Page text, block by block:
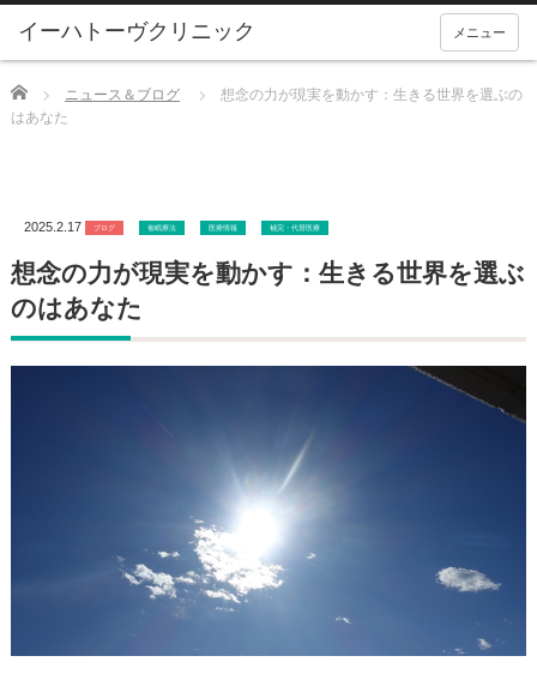
メニュー
Home ニュース＆ブログ
想念の力が現実を動かす：生きる世界を選ぶの
はあなた
2025.2.17 ブログ 催眠療法 医療情報 補完・代替医療
想念の力が現実を動かす：生きる世界を選ぶ
のはあなた